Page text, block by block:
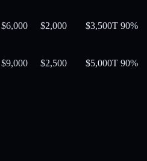
$6,000 $2,000 $3,500T 90%
$9,000 $2,500 $5,000T 90%